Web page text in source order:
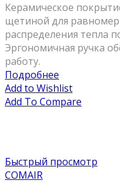
Керамическое
щетиной для
распределения тепла
Эргономичная ручка
работу.
Подробнее
Add to Wishlist
Add To Compare
Быстрый просмотр
COMAIR